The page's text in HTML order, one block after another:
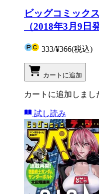
ビッグコミック
（2018年3月9日
333/¥366(税込)
カートに追加
カートに追加しまし
試し読み